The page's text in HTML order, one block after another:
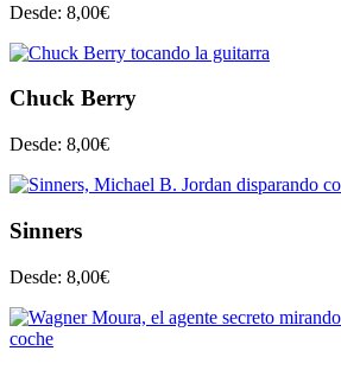
Desde: 8,00€
Chuck Berry
Desde: 8,00€
Sinners
Desde: 8,00€